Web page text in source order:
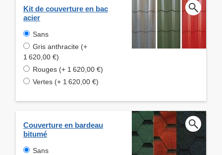
Kit de couverture en bac
acier
Sans
Gris anthracite (+
1 620,00 €)
Rouges (+ 1 620,00 €)
Vertes (+ 1 620,00 €)
Couverture en bardeau
bitumé
Sans